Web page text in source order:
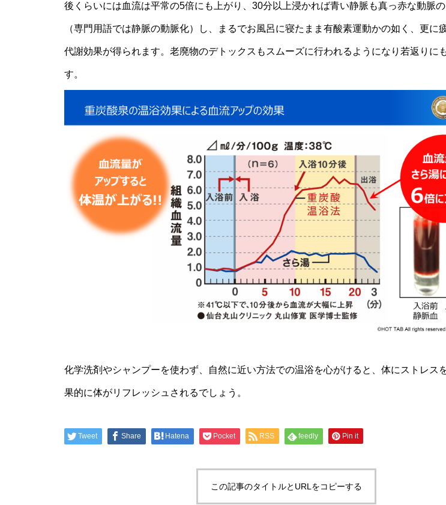
後くらいには血流は平常の5倍にも上がり、30分以上浸かれば青い静脈も真っ赤な動脈の
（専門用語では静脈の動脈化）し、まるでお風呂に寝たまま有酸素運動かの如く、更に
代謝効果が得られます。老廃物のデトックスもスムーズに行われるようになり若返りに
す。
化学洗剤やシャンプーを使わず、自然に近い方法での温浴を心がけると、体にストレス
果的に体がリフレッシュされるでしょう。
Tweet Share Hatena Pocket RSS feedly Pin it
この記事のタイトルとURLをコピーする